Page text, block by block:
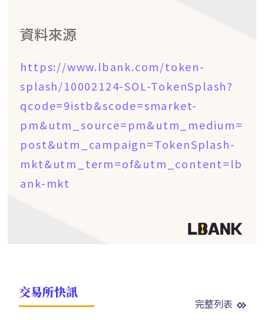
資料來源
https://www.lbank.com/token-
splash/10002124-SOL-TokenSplash?
qcode=9istb&scode=smarket-
pm&utm_source=pm&utm_medium=
post&utm_campaign=TokenSplash-
mkt&utm_term=of&utm_content=lb
ank-mkt
交易所快訊
完整列表